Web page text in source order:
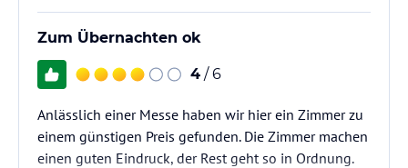
Zum Übernachten ok
4 / 6
Anlässlich einer Messe haben wir hier ein Zimmer zu
einem günstigen Preis gefunden. Die Zimmer machen
einen guten Eindruck, der Rest geht so in Ordnung.